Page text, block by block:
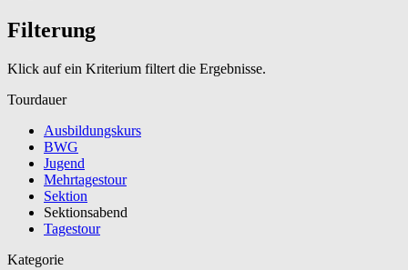
Filterung
Klick auf ein Kriterium filtert die Ergebnisse.
Tourdauer
Ausbildungskurs
BWG
Jugend
Mehrtagestour
Sektion
Sektionsabend
Tagestour
Kategorie